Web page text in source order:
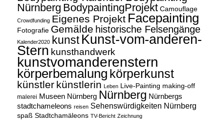
Nürnberg BodypaintingProjekt Camouflage
Crowdfunding Eigenes Projekt Facepainting
Fotografie Gemälde historische Felsengänge
Kalender2020 kunst Kunst-vom-anderen-
Stern kunsthandwerk
kunstvomanderenstern
körperbemalung körperkunst
künstler künstlerin Leben Live-Painting making-off
malerei Museen Nürnberg Nürnberg Nürnbergs
stadtchameleons reisen Sehenswürdigkeiten Nürnberg
spaß Stadtchamäleons TV-Bericht Zeichnung